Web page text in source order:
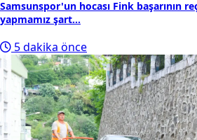
Samsunspor'un hocası Fink başarının
yapmamız şart...
5 dakika önce